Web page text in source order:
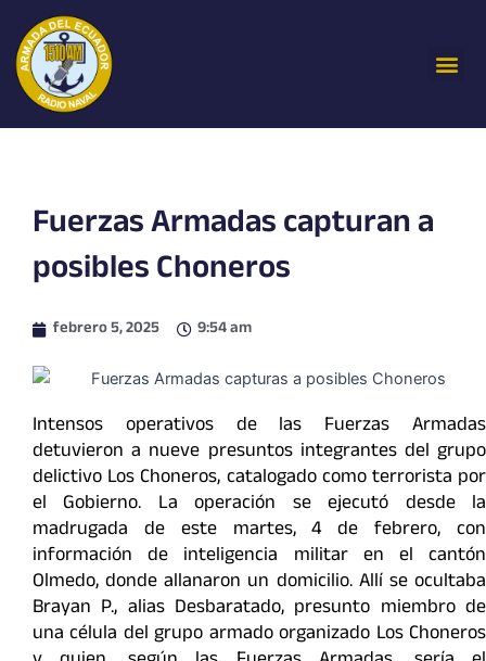
contenido
Fuerzas Armadas capturan a
posibles Choneros
febrero 5, 2025 9:54 am
Intensos operativos de las Fuerzas Armadas
detuvieron a nueve presuntos integrantes del grupo
delictivo Los Choneros, catalogado como terrorista por
el Gobierno. La operación se ejecutó desde la
madrugada de este martes, 4 de febrero, con
información de inteligencia militar en el cantón
Olmedo, donde allanaron un domicilio. Allí se ocultaba
Brayan P., alias Desbaratado, presunto miembro de
una célula del grupo armado organizado Los Choneros